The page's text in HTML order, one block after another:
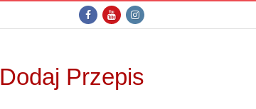
Dodaj Przepis